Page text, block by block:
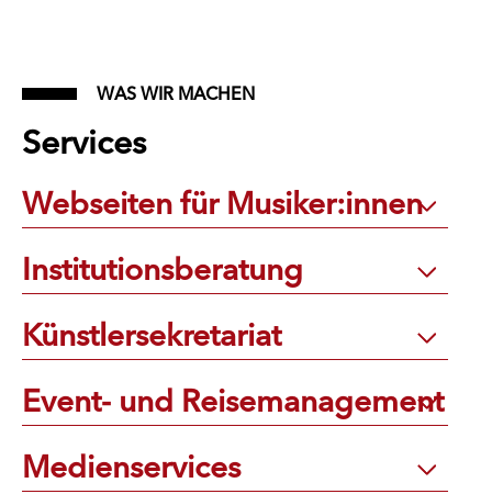
WAS WIR MACHEN
Services
Webseiten für Musiker:innen
Institutionsberatung
Künstlersekretariat
Event- und Reisemanagement
Medienservices